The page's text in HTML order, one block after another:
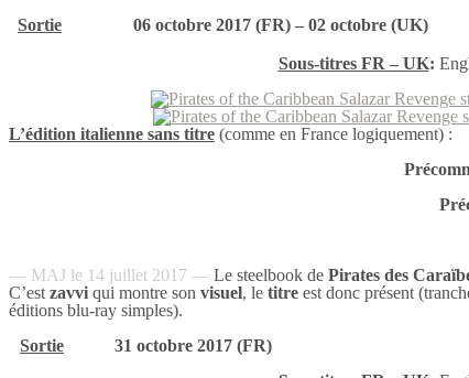
Sortie
06 octobre 2017 (FR) – 02 octobre (UK)
Sous-titres FR – UK:
L’édition italienne sans titre (comme en France logiquement) :
— MAJ le 14 juillet 2017 — Le steelbook de Pirates des
C’est zavvi qui montre son visuel, le titre est donc présent
éditions blu-ray simples).
Sortie
31 octobre 2017 (FR)